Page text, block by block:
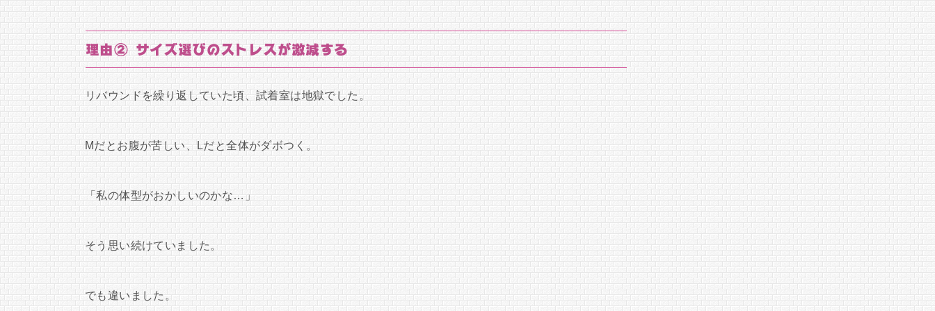
理由② サイズ選びのストレスが激減する
リバウンドを繰り返していた頃、試着室は地獄でした。
Mだとお腹が苦しい、Lだと全体がダボつく。
「私の体型がおかしいのかな…」
そう思い続けていました。
でも違いました。